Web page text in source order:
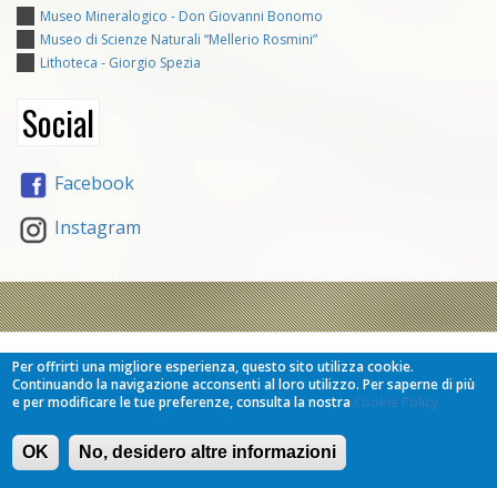
Museo Mineralogico - Don Giovanni Bonomo
Museo di Scienze Naturali “Mellerio Rosmini”
Lithoteca - Giorgio Spezia
Social
Facebook
Instagram
Contatti
ASSOCIAZIONE MUSEI
Per offrirti una migliore esperienza, questo sito utilizza cookie.
Continuando la navigazione acconsenti al loro utilizzo. Per saperne di più
e per modificare le tue preferenze, consulta la nostra Cookie Policy
OK No, desidero altre informazioni